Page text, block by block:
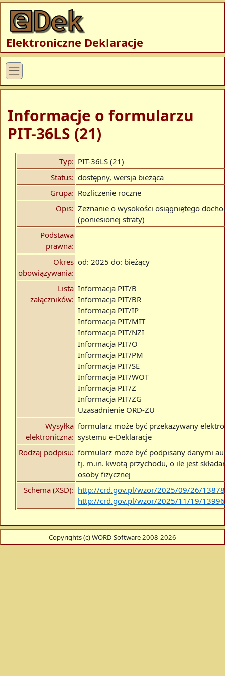
Elektroniczne Deklaracje
Informacje o formularzu
PIT-36LS (21)
Typ: PIT-36LS (21)
Status: dostępny, wersja bieżąca
Grupa: Rozliczenie roczne
Opis: Zeznanie o wysokości osiągniętego
(poniesionej straty)
Podstawa
prawna:
Okres
obowiązywania:
od: 2025 do: bieżący
Lista
załączników:
Informacja PIT/B
Informacja PIT/BR
Informacja PIT/IP
Informacja PIT/MIT
Informacja PIT/NZI
Informacja PIT/O
Informacja PIT/PM
Informacja PIT/SE
Informacja PIT/WOT
Informacja PIT/Z
Informacja PIT/ZG
Uzasadnienie ORD-ZU
Wysyłka
elektroniczna:
formularz może być przekazywany
systemu e-Deklaracje
Rodzaj podpisu: formularz może być podpisany danymi
tj. m.in. kwotą przychodu, o ile jest
osoby fizycznej
Schema (XSD): http://crd.gov.pl/wzor/2025/09/26/
http://crd.gov.pl/wzor/2025/11/19/
Copyrights (c) WORD Software 2008-2026